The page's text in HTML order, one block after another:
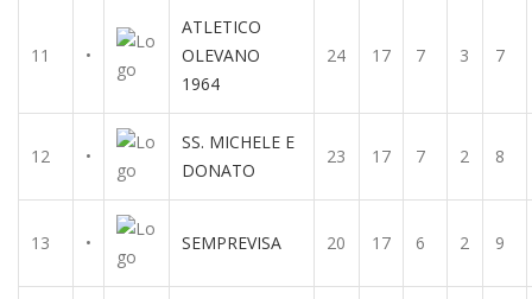
11 •
ATLETICO
OLEVANO
1964
24 17 7 3 7
12 •
SS. MICHELE E
DONATO
23 17 7 2 8
13 • SEMPREVISA 20 17 6 2 9